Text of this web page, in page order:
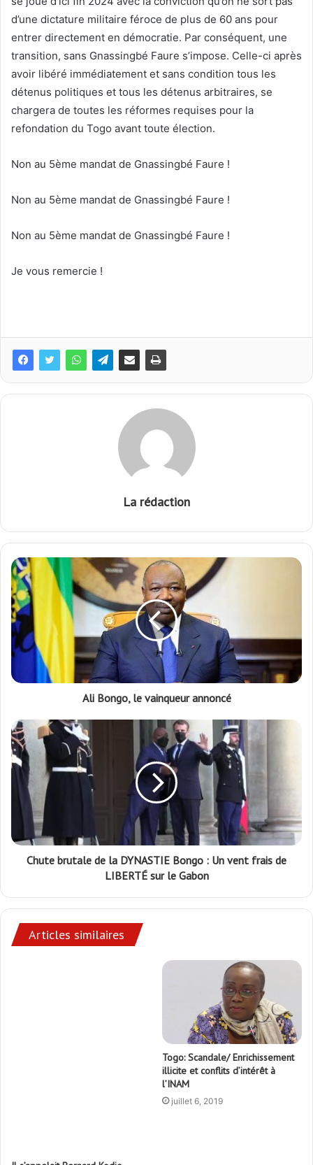
d’une dictature militaire féroce de plus de 60 ans pour
entrer directement en démocratie. Par conséquent, une
transition, sans Gnassingbé Faure s’impose. Celle-ci après
avoir libéré immédiatement et sans condition tous les
détenus politiques et tous les détenus arbitraires, se
chargera de toutes les réformes requises pour la
refondation du Togo avant toute élection.
Non au 5ème mandat de Gnassingbé Faure !
Non au 5ème mandat de Gnassingbé Faure !
Non au 5ème mandat de Gnassingbé Faure !
Je vous remercie !
La rédaction
Ali Bongo, le vainqueur annoncé
Chute brutale de la DYNASTIE Bongo : Un vent frais de
LIBERTÉ sur le Gabon
Articles similaires
Togo: Scandale/ Enrichissement
illicite et conflits d’intérêt à
l’INAM
juillet 6, 2019